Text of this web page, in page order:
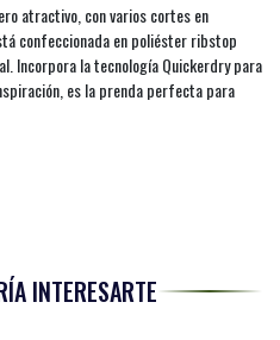
atractivo, con varios cortes en
confeccionada en poliéster ribstop
Incorpora la tecnología Quickerdry para
es la prenda perfecta para
INTERESARTE